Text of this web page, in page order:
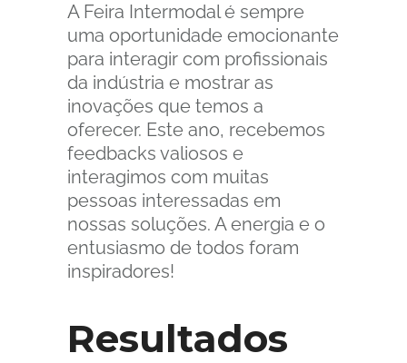
A Feira Intermodal é sempre
uma oportunidade emocionante
para interagir com profissionais
da indústria e mostrar as
inovações que temos a
oferecer. Este ano, recebemos
feedbacks valiosos e
interagimos com muitas
pessoas interessadas em
nossas soluções. A energia e o
entusiasmo de todos foram
inspiradores!
Resultados